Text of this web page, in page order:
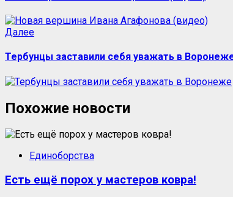
Далее
Тербунцы заставили себя уважать в
Похожие новости
Единоборства
Есть ещё порох у мастеров ковра!